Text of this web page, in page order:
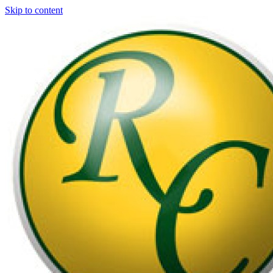
Skip to content